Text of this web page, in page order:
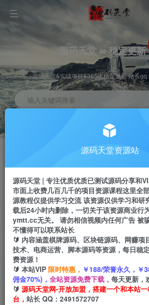
源码天堂 ∞ 稳定更新
源码天堂&实战项目&365天稳定更新 站长
输入关键词搜索
推广赚钱 70%分佣
推广返佣高达70%
首页 创业课程 会员专属 正文
（7234期）小红书英语资料变现
会英语也能做，长期项目（附
小码
源码天堂资源站
源码天堂 | 专注优质优质已测试源码分享和
市面上收费几百几千的项目资源课程这里全
源教程仅提供学习交流 该资源仅供学习和研
载后24小时内删除，一切关于该资源商业行
ymtt.cc无关。 请勿相信视频内任何广告 被
不懂得可以联系站长
🔰 内容涵盖棋牌源码、区块链源码、网赚项
技术、电商运营、脚本源码等资源，每日稳
费资源！
🔰 本站VIP 限时特惠， ￥188/荣誉永久，￥
佣金70%)， 全站资源免费下载， 每天更新，
🔰 源码天堂网-开放加盟，搭建一个和本站
台， 站长 QQ：2491572707